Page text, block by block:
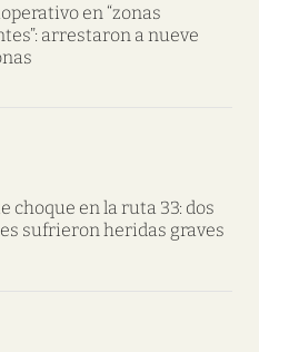
en “zonas
arrestaron a nueve
choque en la ruta 33: dos
sufrieron heridas graves